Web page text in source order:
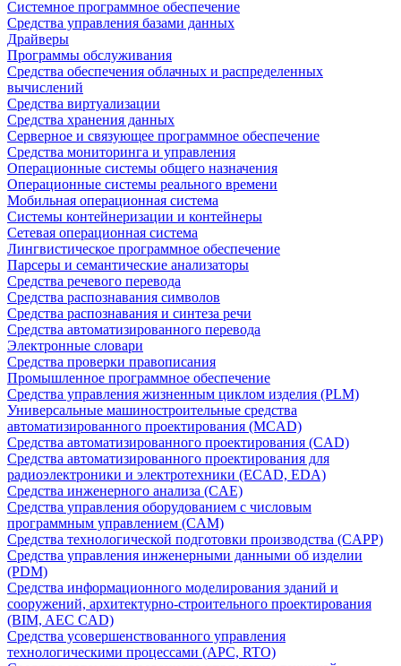
Системное программное обеспечение
Средства управления базами данных
Драйверы
Программы обслуживания
Средства обеспечения облачных и распределенных
вычислений
Средства виртуализации
Средства хранения данных
Серверное и связующее программное обеспечение
Средства мониторинга и управления
Операционные системы общего назначения
Операционные системы реального времени
Мобильная операционная система
Системы контейнеризации и контейнеры
Сетевая операционная система
Лингвистическое программное обеспечение
Парсеры и семантические анализаторы
Средства речевого перевода
Средства распознавания символов
Средства распознавания и синтеза речи
Средства автоматизированного перевода
Электронные словари
Средства проверки правописания
Промышленное программное обеспечение
Средства управления жизненным циклом изделия (PLM)
Универсальные машиностроительные средства
автоматизированного проектирования (MCAD)
Средства автоматизированного проектирования (CAD)
Средства автоматизированного проектирования для
радиоэлектроники и электротехники (ECAD, EDA)
Средства инженерного анализа (CAE)
Средства управления оборудованием с числовым
программным управлением (CAM)
Средства технологической подготовки производства (CAPP)
Средства управления инженерными данными об изделии
(PDM)
Средства информационного моделирования зданий и
сооружений, архитектурно-строительного проектирования
(BIM, AEC CAD)
Средства усовершенствованного управления
технологическими процессами (APC, RTO)